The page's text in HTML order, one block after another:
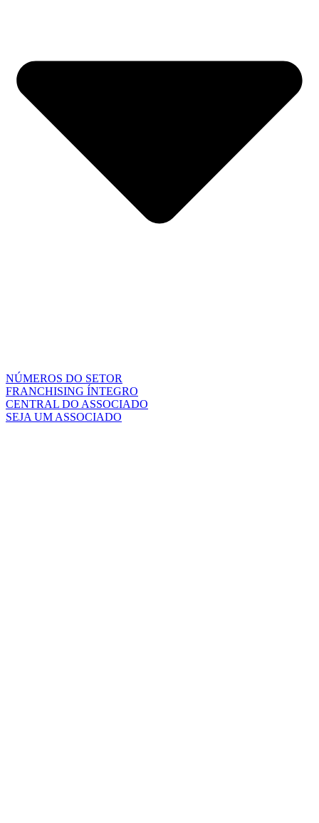
NÚMEROS DO SETOR
FRANCHISING ÍNTEGRO
CENTRAL DO ASSOCIADO
SEJA UM ASSOCIADO